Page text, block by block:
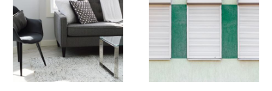
raisons
d’acheter
un
appartement
neuf
pour
des
volets
roulants
la